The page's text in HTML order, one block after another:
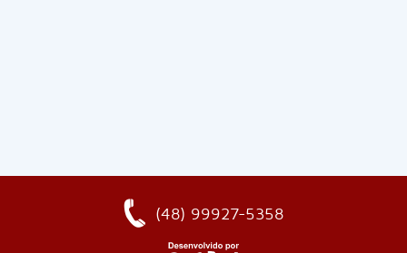
(48) 99927-5358